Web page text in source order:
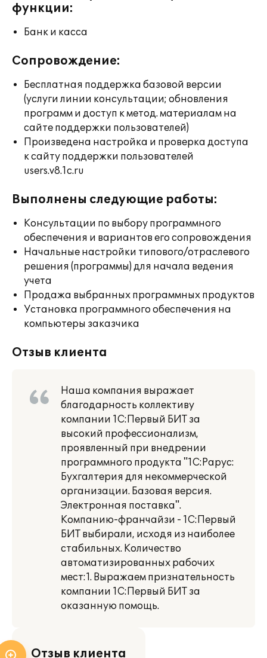
функции:
Банк и касса
Сопровождение:
Бесплатная поддержка базовой версии
(услуги линии консультации; обновления
программ и доступ к метод. материалам на
сайте поддержки пользователей)
Произведена настройка и проверка доступа
к сайту поддержки пользователей
users.v8.1c.ru
Выполнены следующие работы:
Консультации по выбору программного
обеспечения и вариантов его сопровождения
Начальные настройки типового/отраслевого
решения (программы) для начала ведения
учета
Продажа выбранных программных продуктов
Установка программного обеспечения на
компьютеры заказчика
Отзыв клиента
Наша компания выражает
благодарность коллективу
компании 1С:Первый БИТ за
высокий профессионализм,
проявленный при внедрении
программного продукта "1С:Рарус:
Бухгалтерия для некоммерческой
организации. Базовая версия.
Электронная поставка".
Компанию-франчайзи - 1С:Первый
БИТ выбирали, исходя из наиболее
стабильных. Количество
автоматизированных рабочих
мест:1. Выражаем признательность
компании 1С:Первый БИТ за
оказанную помощь.
Отзыв клиента